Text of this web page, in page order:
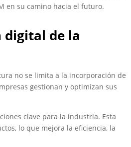
en su camino hacia el futuro.
digital de la
no se limita a la incorporación de
gestionan y optimizan sus
clave para la industria. Esta
lo que mejora la eficiencia, la